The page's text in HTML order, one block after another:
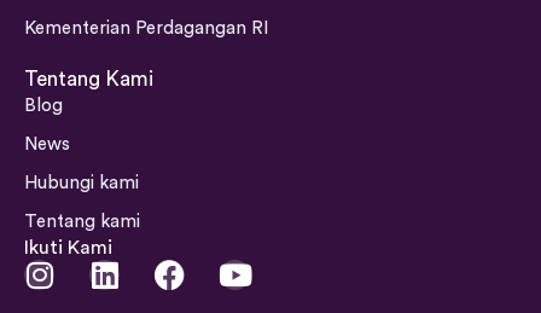
Kementerian Perdagangan RI
Tentang Kami
Blog
News
Hubungi kami
Tentang kami
Ikuti Kami
I
L
F
Y